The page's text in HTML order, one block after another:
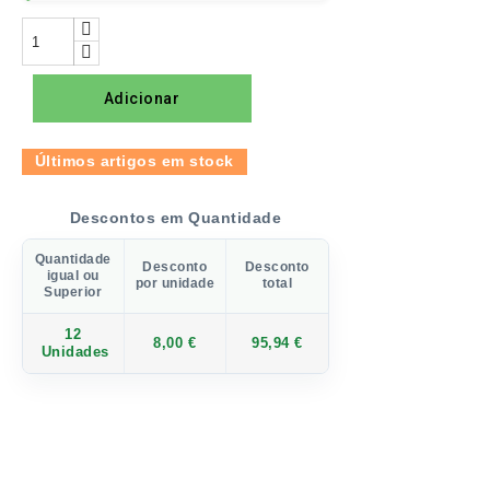
Adicionar
Últimos artigos em stock
Descontos em Quantidade
Quantidade
igual ou
Superior
Desconto
por unidade
Desconto
total
12
Unidades
8,00 € 95,94 €